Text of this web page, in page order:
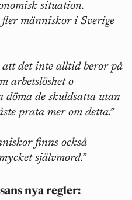
situation.
människor i Sverige
att det inte alltid beror på
arbetslöshet o
döma de skuldsatta utan
prata mer om detta.”
finns också
självmord.”
nya regler: